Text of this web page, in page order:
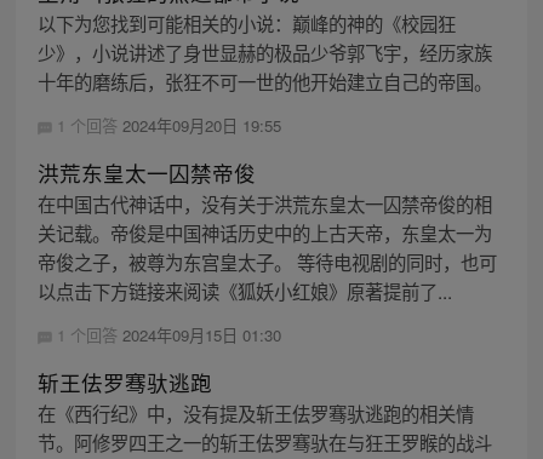
以下为您找到可能相关的小说：巅峰的神的《校园狂
少》，小说讲述了身世显赫的极品少爷郭飞宇，经历家族
十年的磨练后，张狂不可一世的他开始建立自己的帝国。
1 个回答 2024年09月20日 19:55
洪荒东皇太一囚禁帝俊
在中国古代神话中，没有关于洪荒东皇太一囚禁帝俊的相
关记载。帝俊是中国神话历史中的上古天帝，东皇太一为
帝俊之子，被尊为东宫皇太子。 等待电视剧的同时，也可
以点击下方链接来阅读《狐妖小红娘》原著提前了...
1 个回答 2024年09月15日 01:30
斩王佉罗骞驮逃跑
在《西行纪》中，没有提及斩王佉罗骞驮逃跑的相关情
节。阿修罗四王之一的斩王佉罗骞驮在与狂王罗睺的战斗